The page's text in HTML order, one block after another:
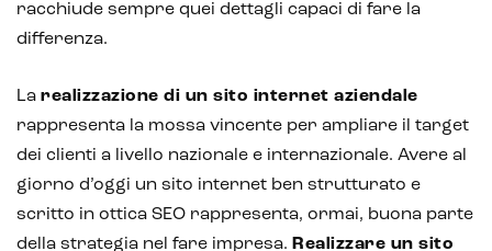
Blockchain
Analisi predittiva
Realtà Aumentata
racchiude sempre quei dettagli capaci di fare la
differenza.
La realizzazione di un sito internet aziendale
rappresenta la mossa vincente per ampliare il target
dei clienti a livello nazionale e internazionale. Avere al
giorno d’oggi un sito internet ben strutturato e
scritto in ottica SEO rappresenta, ormai, buona parte
della strategia nel fare impresa. Realizzare un sito